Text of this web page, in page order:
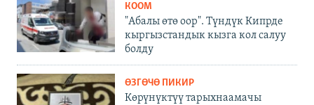
КООМ
"Абалы өтө оор". Түндүк Кипрде
кыргызстандык кызга кол салуу
болду
ӨЗГӨЧӨ ПИКИР
Көрүнүктүү тарыхнаамачы